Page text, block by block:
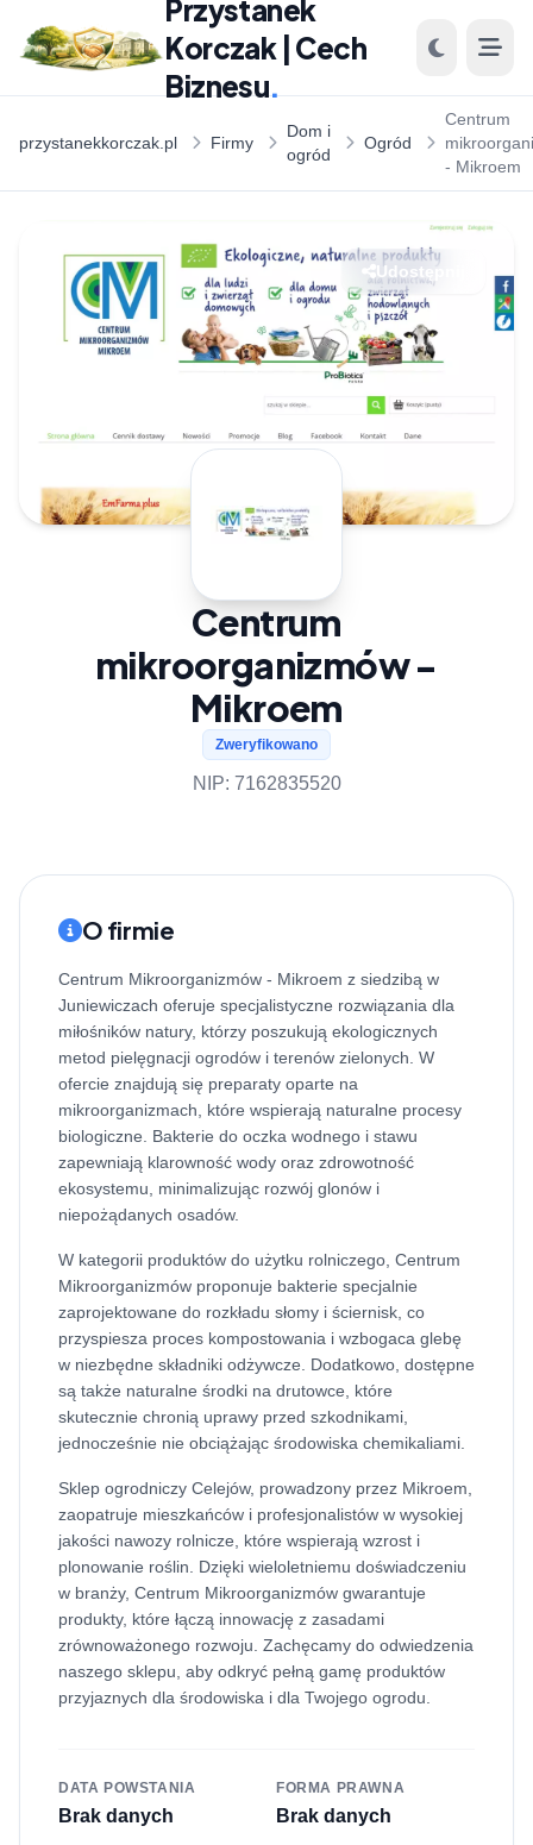
Przystanek
Korczak | Cech
Biznesu.
przystanekkorczak.pl Firmy
Dom i
ogród
Ogród
Centrum
- Mikroem
Udostępnij
Centrum
mikroorganizmów -
Mikroem
Zweryfikowano
NIP: 7162835520
O firmie
Centrum Mikroorganizmów - Mikroem z siedzibą w
Juniewiczach oferuje specjalistyczne rozwiązania dla
miłośników natury, którzy poszukują ekologicznych
metod pielęgnacji ogrodów i terenów zielonych. W
ofercie znajdują się preparaty oparte na
mikroorganizmach, które wspierają naturalne procesy
biologiczne. Bakterie do oczka wodnego i stawu
zapewniają klarowność wody oraz zdrowotność
ekosystemu, minimalizując rozwój glonów i
niepożądanych osadów.
W kategorii produktów do użytku rolniczego, Centrum
Mikroorganizmów proponuje bakterie specjalnie
zaprojektowane do rozkładu słomy i ściernisk, co
przyspiesza proces kompostowania i wzbogaca glebę
w niezbędne składniki odżywcze. Dodatkowo, dostępne
są także naturalne środki na drutowce, które
skutecznie chronią uprawy przed szkodnikami,
jednocześnie nie obciążając środowiska chemikaliami.
Sklep ogrodniczy Celejów, prowadzony przez Mikroem,
zaopatruje mieszkańców i profesjonalistów w wysokiej
jakości nawozy rolnicze, które wspierają wzrost i
plonowanie roślin. Dzięki wieloletniemu doświadczeniu
w branży, Centrum Mikroorganizmów gwarantuje
produkty, które łączą innowację z zasadami
zrównoważonego rozwoju. Zachęcamy do odwiedzenia
naszego sklepu, aby odkryć pełną gamę produktów
przyjaznych dla środowiska i dla Twojego ogrodu.
DATA POWSTANIA
Brak danych
FORMA PRAWNA
Brak danych